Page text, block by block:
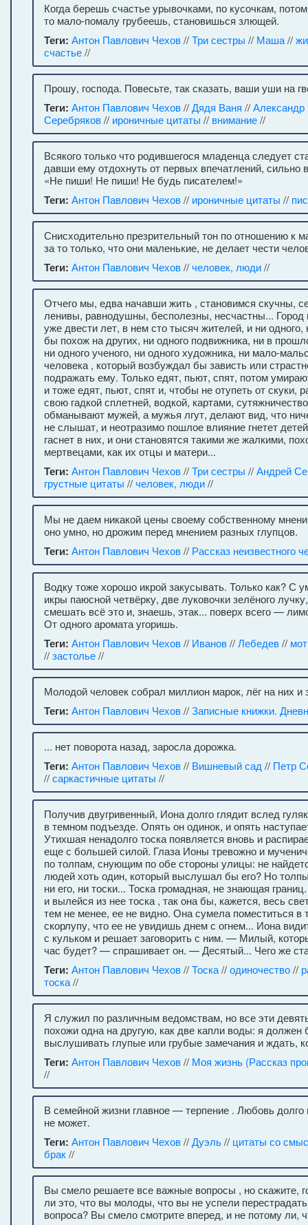
Когда берешь счастье урывочками, по кусочкам,
то мало-помалу грубеешь, становишься злющей.
Теги: Антон Павлович Чехов//Три сестры // Маша//
счастье//
Прошу, господа. Повесьте, так сказать, ваши уши на
Теги: Антон Павлович Чехов//Дядя Ваня //
Серебряков// ироничные цитаты // внимание//
Всякого только что родившегося младенца следует
давши ему отдохнуть от первых впечатлений, сильно
«Не пиши! Не пиши! Не будь писателем!»
Теги: Антон Павлович Чехов// ироничные цитаты //
Снисходительно презрительный тон по отношению к
за то только, что они маленькие, не делает чести
Теги: Антон Павлович Чехов//человек, люди//
Отчего мы, едва начавши жить , становимся скучны,
ленивы, равнодушны, бесполезны, несчастны...
уже двести лет, в нем сто тысяч жителей, и ни
бы похож на других, ни одного подвижника, ни в
ни одного ученого, ни одного художника, ни мало-
человека , который возбуждал бы зависть или
подражать ему. Только едят, пьют, спят, потом
и тоже едят, пьют, спят и, чтобы не отупеть от скуки,
свою гадкой сплетней, водкой, картами,
обманывают мужей, а мужья лгут, делают вид, что
не слышат, и неотразимо пошлое влияние гнетет
гаснет в них, и они становятся такими же жалкими,
мертвецами, как их отцы и матери...
Теги: Антон Павлович Чехов//Три сестры //Андрей
грустные цитаты //человек, люди//
Мы не даем никакой цены своему собственному
оно умно, но дрожим перед мнением разных глупцов.
Теги: Антон Павлович Чехов// Рассказ неизвестного
Водку тоже хорошо икрой закусывать. Только как? С
икры паюсной четвёрку, две луковочки зелёного
смешать всё это и, знаешь, этак... поверх всего —
От одного аромата угоришь.
Теги: Антон Павлович Чехов// Иванов//Лебедев//
//застолье//
Молодой человек собрал миллион марок, лёг на них и
Теги: Антон Павлович Чехов//Записные книжки.
... нет поворота назад, заросла дорожка.
Теги: Антон Павлович Чехов// Вишневый сад // Петр
//саркастичные цитаты //
Получив двугривенный, Иона долго глядит вслед
в темном подъезде. Опять он одинок, и опять
Утихшая ненадолго тоска появляется вновь и
еще с большей силой. Глаза Ионы тревожно и
по толпам, снующим по обе стороны улицы: не
людей хоть один, который выслушал бы его? Но
ни его, ни тоски... Тоска громадная, не знающая
и вылейся из нее тоска , так она бы, кажется, весь
тем не менее, ее не видно. Она сумела поместиться в
скорлупу, что ее не увидишь днем с огнем... Иона
с кульком и решает заговорить с ним. — Милый,
час будет? — спрашивает он. — Десятый... Чего же
Теги: Антон Павлович Чехов//Тоска//одиночество//
тоска//
Я служил по различным ведомствам, но все эти
похожи одна на другую, как две капли воды: я должен
выслушивать глупые или грубые замечания и ждать,
Теги: Антон Павлович Чехов// Моя жизнь (Рассказ
//
В семейной жизни главное — терпение . Любовь долго
не может.
Теги: Антон Павлович Чехов//Дуэль// цитаты со
брак//
Вы смело решаете все важные вопросы , но скажите,
ли это, что вы молоды, что вы не успели
вопроса? Вы смело смотрите вперед, и не потому ли,